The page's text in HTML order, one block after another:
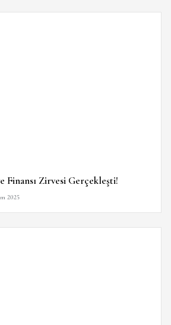
Finansı Zirvesi Gerçekleşti!
2025